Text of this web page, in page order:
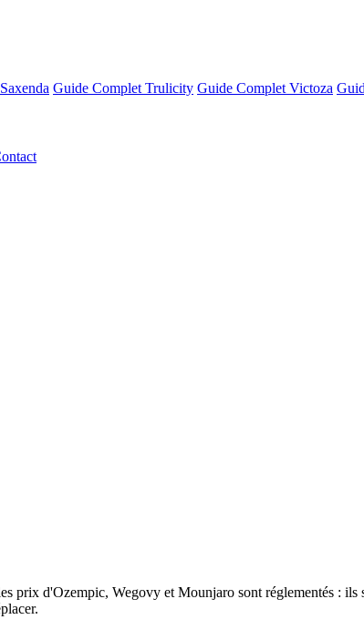
Guide Complet Trulicity Guide Complet Victoza
prix d'Ozempic, Wegovy et Mounjaro sont réglementés : ils